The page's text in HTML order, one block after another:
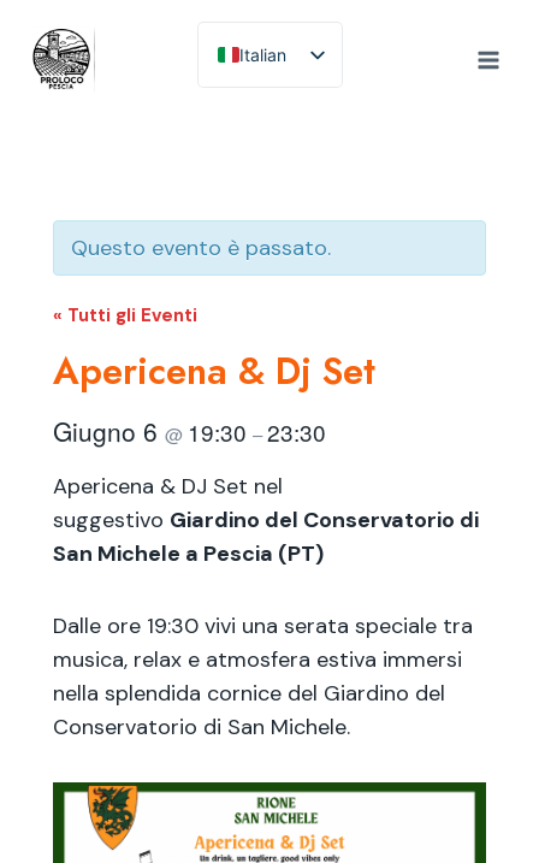
contenuto
Italian
English
Questo evento è passato.
« Tutti gli Eventi
Apericena & Dj Set
Giugno 6 @ 19:30 –23:30
Apericena & DJ Set nel
suggestivo Giardino del Conservatorio di
San Michele a Pescia (PT)
Dalle ore 19:30 vivi una serata speciale tra
musica, relax e atmosfera estiva immersi
nella splendida cornice del Giardino del
Conservatorio di San Michele.